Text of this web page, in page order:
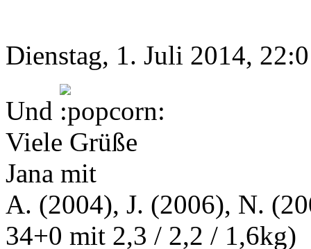
Dienstag, 1. Juli 2014,
Und
Viele Grüße
Jana mit
A. (2004), J. (2006), N.
34+0 mit 2,3 / 2,2 / 1,6kg)